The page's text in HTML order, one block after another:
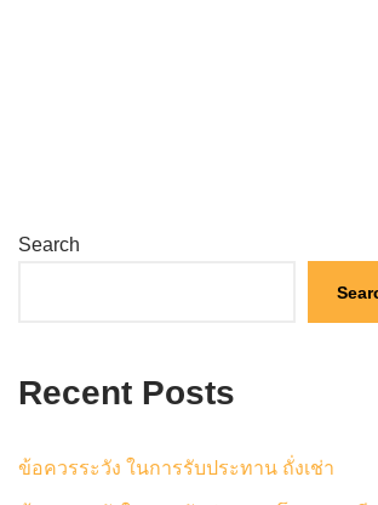
Search
Recent Posts
ข้อควรระวัง ในการรับประทาน ถั่งเช่า